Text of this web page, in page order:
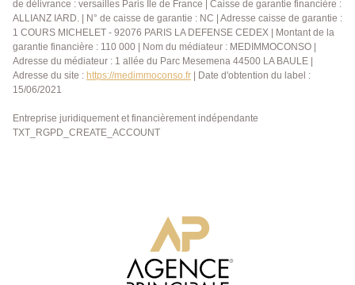
de délivrance : versailles Paris Ile de France | Caisse de garantie financière :
ALLIANZ IARD. | N° de caisse de garantie : NC | Adresse caisse de garantie :
1 COURS MICHELET - 92076 PARIS LA DEFENSE CEDEX | Montant de la
garantie financière : 110 000 | Nom du médiateur : MEDIMMOCONSO |
Adresse du médiateur : 1 allée du Parc Mesemena 44500 LA BAULE |
Adresse du site : https://medimmoconso.fr | Date d'obtention du label :
15/06/2021
Entreprise juridiquement et financièrement indépendante
TXT_RGPD_CREATE_ACCOUNT